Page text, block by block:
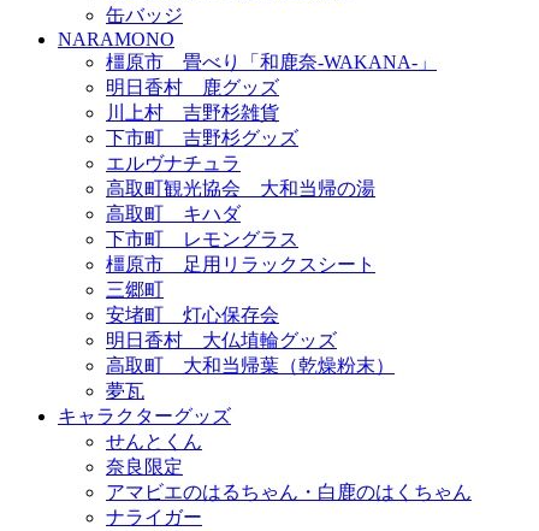
缶バッジ
NARAMONO
橿原市 畳べり「和鹿奈-WAKANA-」
明日香村 鹿グッズ
川上村 吉野杉雑貨
下市町 吉野杉グッズ
エルヴナチュラ
高取町観光協会 大和当帰の湯
高取町 キハダ
下市町 レモングラス
橿原市 足用リラックスシート
三郷町
安堵町 灯心保存会
明日香村 大仏埴輪グッズ
高取町 大和当帰葉（乾燥粉末）
夢瓦
キャラクターグッズ
せんとくん
奈良限定
アマビエのはるちゃん・白鹿のはくちゃん
ナライガー